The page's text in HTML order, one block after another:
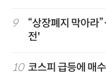
9
“상장폐지 막아라
전'
10 코스피 급등에 매